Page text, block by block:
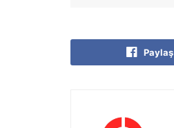
Paylaş